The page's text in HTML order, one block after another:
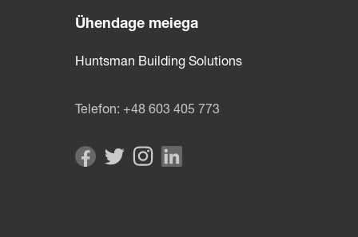
Ühendage meiega
Huntsman Building Solutions
Telefon: +48 603 405 773